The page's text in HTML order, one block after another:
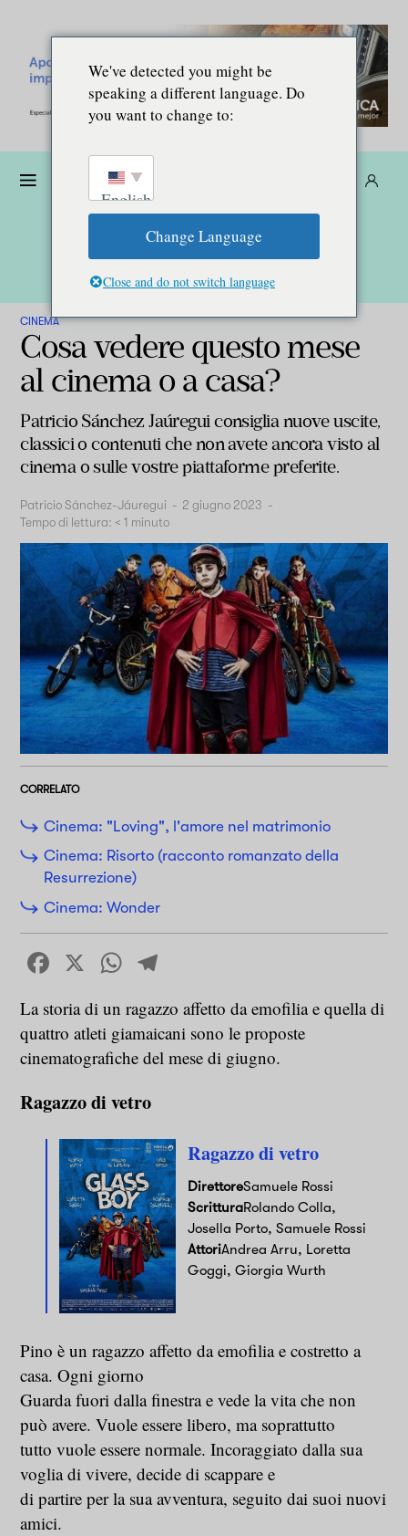
CINEMA
Cosa vedere questo mese
al cinema o a casa?
Patricio Sánchez Jaúregui consiglia nuove uscite,
classici o contenuti che non avete ancora visto al
cinema o sulle vostre piattaforme preferite.
Patricio Sánchez-Jáuregui - 2 giugno 2023 -
Tempo di lettura: < 1 minuto
CORRELATO
Cinema: "Loving", l'amore nel matrimonio
Cinema: Risorto (racconto romanzato della
Resurrezione)
Cinema: Wonder
Facebook
X WhatsApp
La storia di un ragazzo affetto da emofilia e quella di
quattro atleti giamaicani sono le proposte
cinematografiche del mese di giugno.
Ragazzo di vetro
Ragazzo di vetro
DirettoreSamuele Rossi
ScritturaRolando Colla,
Josella Porto, Samuele Rossi
AttoriAndrea Arru, Loretta
Goggi, Giorgia Wurth
Pino è un ragazzo affetto da emofilia e costretto a
casa. Ogni giorno
Guarda fuori dalla finestra e vede la vita che non
può avere. Vuole essere libero, ma soprattutto
tutto vuole essere normale. Incoraggiato dalla sua
voglia di vivere, decide di scappare e
di partire per la sua avventura, seguito dai suoi nuovi
amici.
We've detected you might be
speaking a different language. Do
you want to change to:
English
Change Language
Close and do not switch language